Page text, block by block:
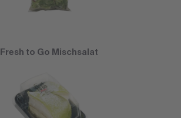
Fresh to Go Mischsalat